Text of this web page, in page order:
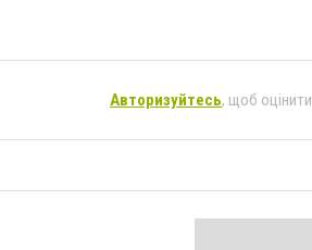
Авторизуйтесь, щоб оцінити